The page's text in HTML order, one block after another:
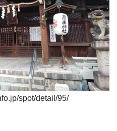
spot/detail/95/